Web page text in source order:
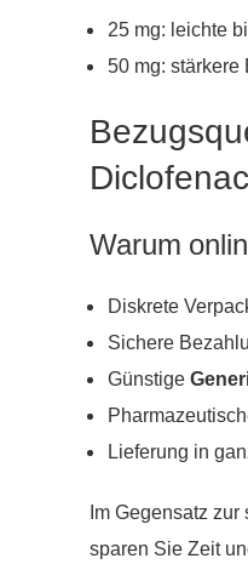
25 mg: leichte
50 mg: stärkere
Warum
Diskrete
Sichere
Günstige
Lieferung in
Im Gegensatz
sparen Sie Zeit